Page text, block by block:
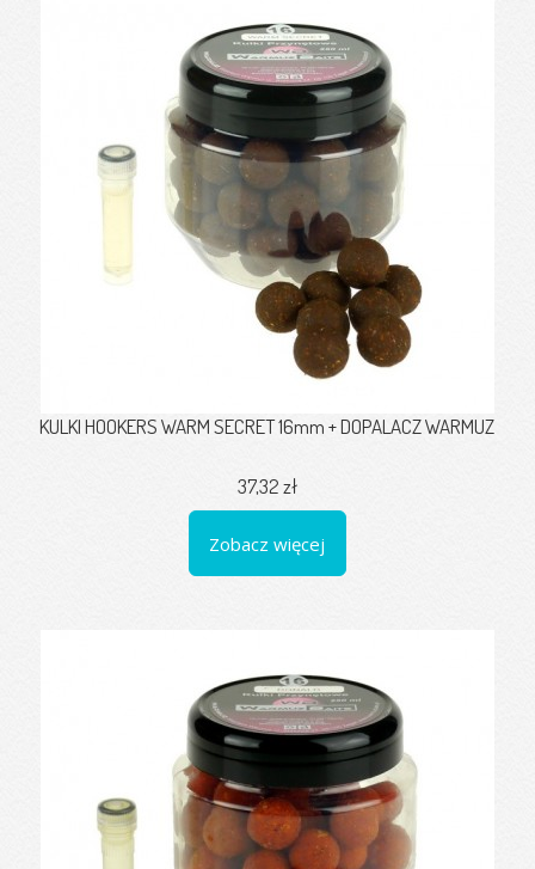
KULKI HOOKERS WARM SECRET 16mm + DOPALACZ WARMUZ
37,32 zł
Zobacz więcej